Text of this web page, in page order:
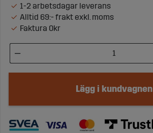
1-2 arbetsdagar leverans
Alltid 69:- frakt exkl. moms
Faktura 0kr
Lägg i kundvagnen